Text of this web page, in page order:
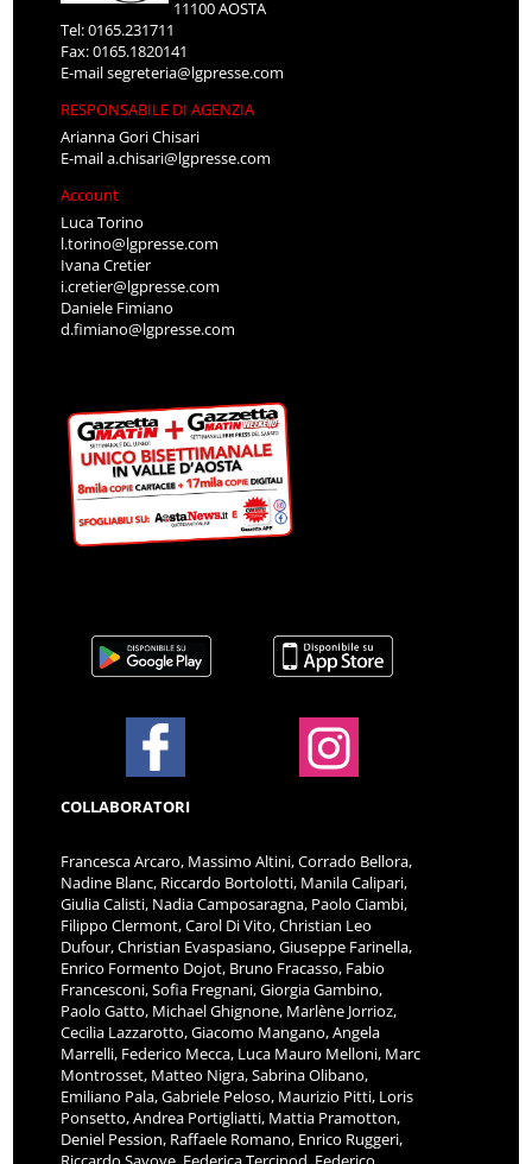
11100 AOSTA
Tel: 0165.231711
Fax: 0165.1820141
E-mailsegreteria@lgpresse.com
RESPONSABILE DI AGENZIA
Arianna Gori Chisari
E-maila.chisari@lgpresse.com
Account
Luca Torino
l.torino@lgpresse.com
Ivana Cretier
i.cretier@lgpresse.com
Daniele Fimiano
d.fimiano@lgpresse.com
COLLABORATORI
Francesca Arcaro, Massimo Altini, Corrado Bellora,
Nadine Blanc, Riccardo Bortolotti, Manila Calipari,
Giulia Calisti, Nadia Camposaragna, Paolo Ciambi,
Filippo Clermont, Carol Di Vito, Christian Leo
Dufour, Christian Evaspasiano, Giuseppe Farinella,
Enrico Formento Dojot, Bruno Fracasso, Fabio
Francesconi, Sofia Fregnani, Giorgia Gambino,
Paolo Gatto, Michael Ghignone, Marlène Jorrioz,
Cecilia Lazzarotto, Giacomo Mangano, Angela
Marrelli, Federico Mecca, Luca Mauro Melloni, Marc
Montrosset, Matteo Nigra, Sabrina Olibano,
Emiliano Pala, Gabriele Peloso, Maurizio Pitti, Loris
Ponsetto, Andrea Portigliatti, Mattia Pramotton,
Deniel Pession, Raffaele Romano, Enrico Ruggeri,